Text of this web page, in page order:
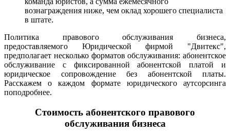
вознаграждения ниже, чем оклад хорошего специалиста
в штате.
Политика правового обслуживания бизнеса,
предоставляемого Юридической фирмой "Двитекс",
предполагает несколько форматов обслуживания: абонентское
обслуживание с фиксированной абонентской платой и
юридическое сопровождение без абонентской платы.
Расскажем о каждом формате юридического аутсорсинга
поподробнее.
Стоимость абонентского правового
обслуживания бизнеса